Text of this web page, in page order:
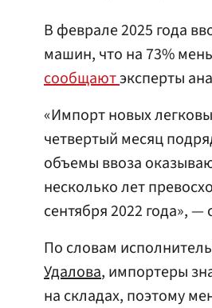
В феврале 2025 года
машин, что на 73%
сообщаютэксперты
«Импорт новых
четвертый месяц
объемы ввоза
несколько лет
сентября 2022 года»,
По словам
Удалова, импортеры
на складах, поэтому